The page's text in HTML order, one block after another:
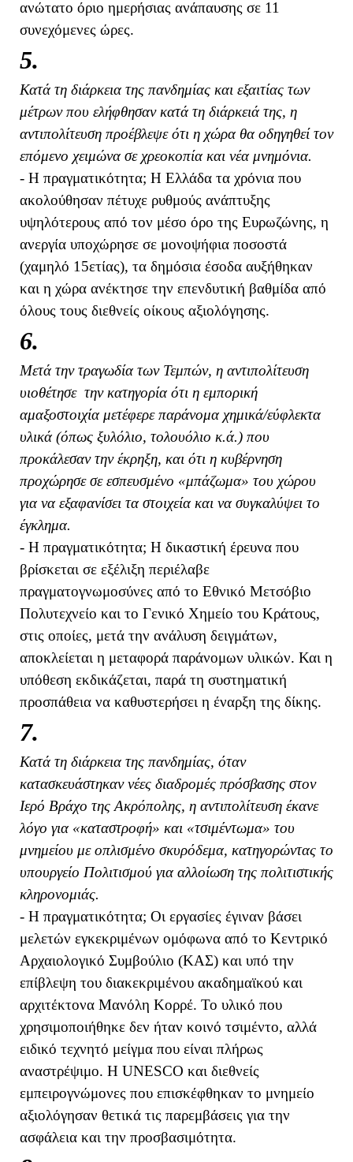
ανώτατο όριο ημερήσιας ανάπαυσης σε 11
συνεχόμενες ώρες.
5.
Κατά τη διάρκεια της πανδημίας και εξαιτίας των
μέτρων που ελήφθησαν κατά τη διάρκειά της, η
αντιπολίτευση προέβλεψε ότι η χώρα θα οδηγηθεί τον
επόμενο χειμώνα σε χρεοκοπία και νέα μνημόνια.
- Η πραγματικότητα; Η Ελλάδα τα χρόνια που
ακολούθησαν πέτυχε ρυθμούς ανάπτυξης
υψηλότερους από τον μέσο όρο της Ευρωζώνης, η
ανεργία υποχώρησε σε μονοψήφια ποσοστά
(χαμηλό 15ετίας), τα δημόσια έσοδα αυξήθηκαν
και η χώρα ανέκτησε την επενδυτική βαθμίδα από
όλους τους διεθνείς οίκους αξιολόγησης.
6.
Μετά την τραγωδία των Τεμπών, η αντιπολίτευση
υιοθέτησε την κατηγορία ότι η εμπορική
αμαξοστοιχία μετέφερε παράνομα χημικά/εύφλεκτα
υλικά (όπως ξυλόλιο, τολουόλιο κ.ά.) που
προκάλεσαν την έκρηξη, και ότι η κυβέρνηση
προχώρησε σε εσπευσμένο «μπάζωμα» του χώρου
για να εξαφανίσει τα στοιχεία και να συγκαλύψει το
έγκλημα.
- Η πραγματικότητα; Η δικαστική έρευνα που
βρίσκεται σε εξέλιξη περιέλαβε
πραγματογνωμοσύνες από το Εθνικό Μετσόβιο
Πολυτεχνείο και το Γενικό Χημείο του Κράτους,
στις οποίες, μετά την ανάλυση δειγμάτων,
αποκλείεται η μεταφορά παράνομων υλικών. Και η
υπόθεση εκδικάζεται, παρά τη συστηματική
προσπάθεια να καθυστερήσει η έναρξη της δίκης.
7.
Κατά τη διάρκεια της πανδημίας, όταν
κατασκευάστηκαν νέες διαδρομές πρόσβασης στον
Ιερό Βράχο της Ακρόπολης, η αντιπολίτευση έκανε
λόγο για «καταστροφή» και «τσιμέντωμα» του
μνημείου με οπλισμένο σκυρόδεμα, κατηγορώντας το
υπουργείο Πολιτισμού για αλλοίωση της πολιτιστικής
κληρονομιάς.
- Η πραγματικότητα; Οι εργασίες έγιναν βάσει
μελετών εγκεκριμένων ομόφωνα από το Κεντρικό
Αρχαιολογικό Συμβούλιο (ΚΑΣ) και υπό την
επίβλεψη του διακεκριμένου ακαδημαϊκού και
αρχιτέκτονα Μανόλη Κορρέ. Το υλικό που
χρησιμοποιήθηκε δεν ήταν κοινό τσιμέντο, αλλά
ειδικό τεχνητό μείγμα που είναι πλήρως
αναστρέψιμο. Η UNESCO και διεθνείς
εμπειρογνώμονες που επισκέφθηκαν το μνημείο
αξιολόγησαν θετικά τις παρεμβάσεις για την
ασφάλεια και την προσβασιμότητα.